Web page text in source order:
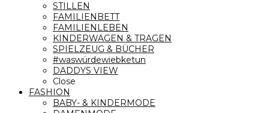
STILLEN
FAMILIENBETT
FAMILIENLEBEN
KINDERWAGEN & TRAGEN
SPIELZEUG & BÜCHER
#waswürdewiebketun
DADDYS VIEW
Close
FASHION
BABY- & KINDERMODE